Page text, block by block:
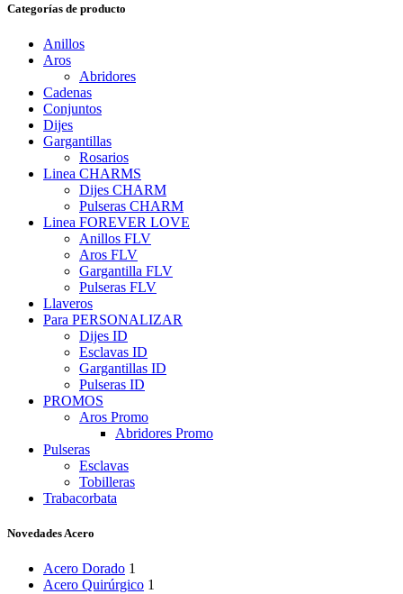
Categorías de producto
Anillos
Aros
Abridores
Cadenas
Conjuntos
Dijes
Gargantillas
Rosarios
Linea CHARMS
Dijes CHARM
Pulseras CHARM
Linea FOREVER LOVE
Anillos FLV
Aros FLV
Gargantilla FLV
Pulseras FLV
Llaveros
Para PERSONALIZAR
Dijes ID
Esclavas ID
Gargantillas ID
Pulseras ID
PROMOS
Aros Promo
Abridores Promo
Pulseras
Esclavas
Tobilleras
Trabacorbata
Novedades Acero
Acero Dorado 1
Acero Quirúrgico 1